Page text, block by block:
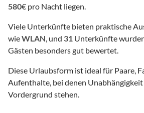
580€ pro Nacht liegen.
Viele Unterkünfte bieten praktische
wieWLAN, und 31 Unterkünfte
Gästen besonders gut bewertet.
Diese Urlaubsform ist ideal für Paare,
Aufenthalte, bei denen
Vordergrund stehen.